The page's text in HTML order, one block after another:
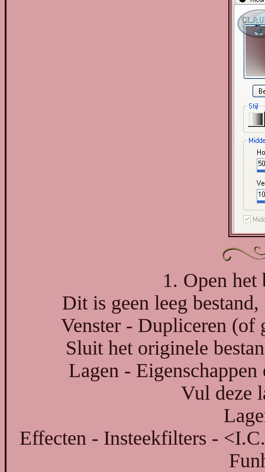
1. Open het
Dit is geen leeg
Venster - Dupliceren (of
Sluit het originele
Lagen -
Vul deze
Effecten - Insteekfilters -